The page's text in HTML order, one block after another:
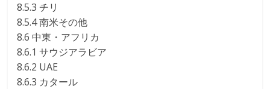
8.5.3 チリ
8.5.4 南米その他
8.6 中東・アフリカ
8.6.1 サウジアラビア
8.6.2 UAE
8.6.3 カタール